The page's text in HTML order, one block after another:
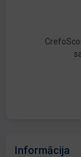
Informācija